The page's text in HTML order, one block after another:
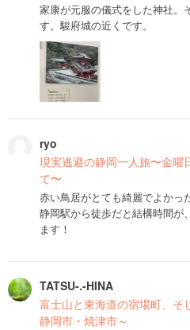
家康が元服の儀式をした神社。
す。駿府城の近くです。
ryo
現実逃避の静岡一人旅〜金曜
て〜
赤い鳥居がとても綺麗でよかっ
静岡駅から徒歩だと結構時間が
ます！
TATSU-.-HINA
富士山と東海道の宿場町、そ
静岡市・焼津市～